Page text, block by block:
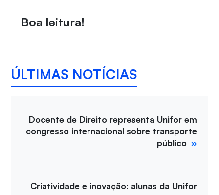
Boa leitura!
ÚLTIMAS NOTÍCIAS
Docente de Direito representa Unifor em
congresso internacional sobre transporte
público
Criatividade e inovação: alunas da Unifor